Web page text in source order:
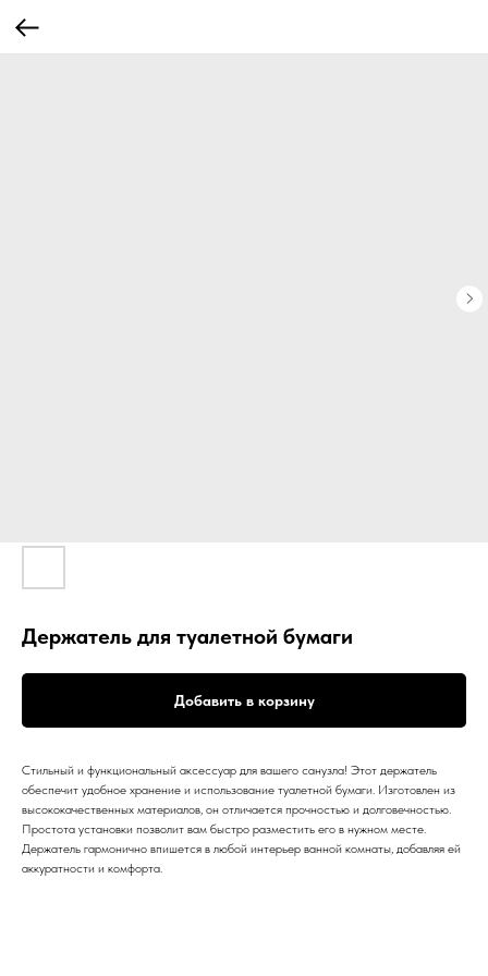
Держатель для туалетной бумаги
Добавить в корзину
Стильный и функциональный аксессуар для вашего санузла! Этот держатель
обеспечит удобное хранение и использование туалетной бумаги. Изготовлен из
высококачественных материалов, он отличается прочностью и долговечностью.
Простота установки позволит вам быстро разместить его в нужном месте.
Держатель гармонично впишется в любой интерьер ванной комнаты, добавляя ей
аккуратности и комфорта.